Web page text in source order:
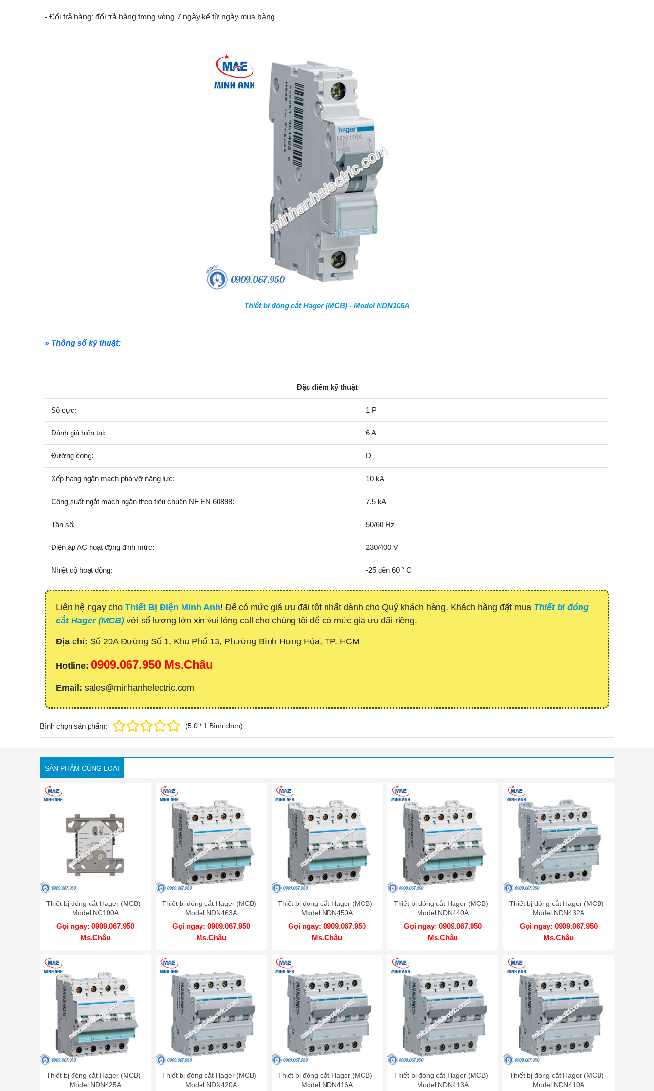
- Đổi trả hàng: đổi trả hàng trong vòng 7 ngày kể từ ngày mua hàng.
Thiết bị đóng cắt Hager (MCB) - Model NDN106A
» Thông số kỹ thuật:
Đặc điểm kỹ thuật
Số cực: 1 P
Đánh giá hiện tại: 6 A
Đường cong: D
Xếp hạng ngắn mạch phá vỡ năng lực: 10 kA
Công suất ngắt mạch ngắn theo tiêu chuẩn NF EN 60898: 7,5 kA
Tần số: 50/60 Hz
Điện áp AC hoạt động định mức: 230/400 V
Nhiệt độ hoạt động: -25 đến 60 ° C
Liên hệ ngay cho Thiết Bị Điện Minh Anh! Để có mức giá ưu đãi tốt nhất dành cho Quý khách hàng. Khách hàng đặt mua Thiết bị đóng
cắt Hager (MCB) với số lượng lớn xin vui lòng call cho chúng tôi để có mức giá ưu đãi riêng.
Địa chỉ: Số 20A Đường Số 1, Khu Phố 13, Phường Bình Hưng Hòa, TP. HCM
Hotline: 0909.067.950 Ms.Châu
Email: sales@minhanhelectric.com
Bình chọn sản phẩm: (5.0 / 1 Bình chọn)
SẢN PHẨM CÙNG LOẠI
Thiết bị đóng cắt Hager (MCB) -
Model NC100A
Gọi ngay: 0909.067.950
Ms.Châu
Thiết bị đóng cắt Hager (MCB) -
Model NDN463A
Gọi ngay: 0909.067.950
Ms.Châu
Thiết bị đóng cắt Hager (MCB) -
Model NDN450A
Gọi ngay: 0909.067.950
Ms.Châu
Thiết bị đóng cắt Hager (MCB) -
Model NDN440A
Gọi ngay: 0909.067.950
Ms.Châu
Thiết bị đóng cắt Hager (MCB) -
Model NDN432A
Gọi ngay: 0909.067.950
Ms.Châu
Thiết bị đóng cắt Hager (MCB) -
Model NDN425A
Thiết bị đóng cắt Hager (MCB) -
Model NDN420A
Thiết bị đóng cắt Hager (MCB) -
Model NDN416A
Thiết bị đóng cắt Hager (MCB) -
Model NDN413A
Thiết bị đóng cắt Hager (MCB) -
Model NDN410A